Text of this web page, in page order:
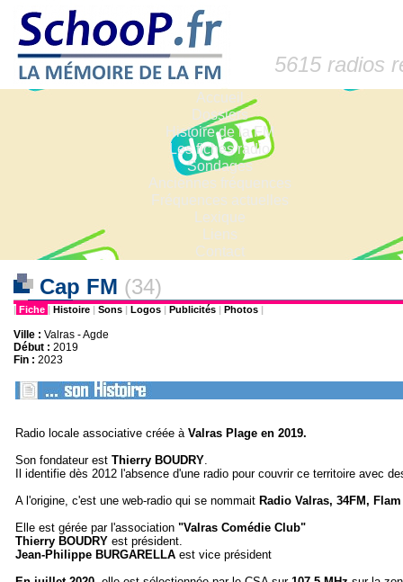
5615 radios
Accueil
Dossiers
Histoire de la FM
Les fiches radio
Sondages
Anciennes fréquences
Fréquences actuelles
Lexique
Liens
Contact
Cap FM (34)
| Fiche | Histoire | Sons | Logos | Publicités | Photos |
Ville : Valras - Agde
Début : 2019
Fin : 2023
Radio locale associative créée à Valras Plage en 2019.
Son fondateur est Thierry BOUDRY.
Il identifie dès 2012 l'absence d'une radio pour couvrir ce territoire avec
A l'origine, c'est une web-radio qui se nommait Radio Valras, 34FM,
Elle est gérée par l'association "Valras Comédie Club"
Thierry BOUDRY est président.
Jean-Philippe BURGARELLA est vice président